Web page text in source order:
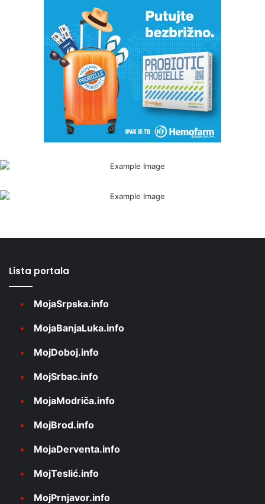
Lista portala
MojaSrpska.info
MojaBanjaLuka.info
MojDoboj.info
MojSrbac.info
MojaModriča.info
MojBrod.info
MojaDerventa.info
MojTeslić.info
MojPrnjavor.info